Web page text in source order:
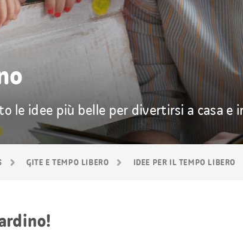
le idee più belle per divertirsi a casa e
GITE E TEMPO LIBERO IDEE PER IL TEMPO LIBERO